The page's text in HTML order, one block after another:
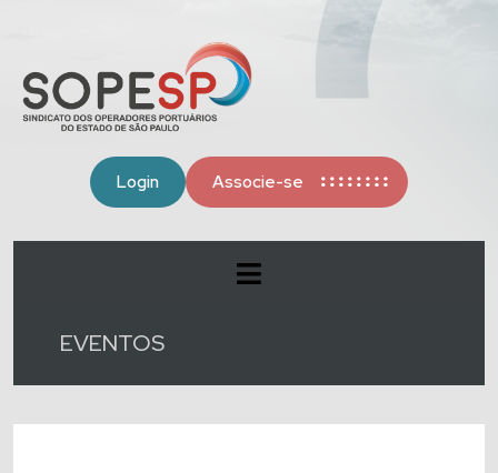
Login Associe-se
EVENTOS